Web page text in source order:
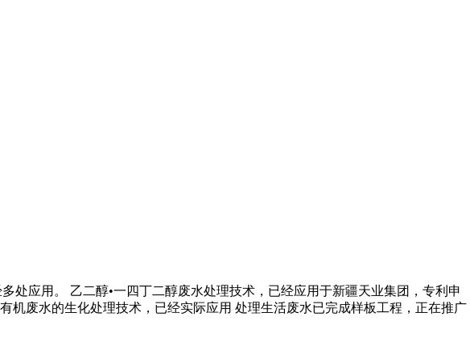
处应用。 乙二醇•一四丁二醇废水处理技术，已经应用于新疆天业集团，专利申
废水的生化处理技术，已经实际应用 处理生活废水已完成样板工程，正在推广